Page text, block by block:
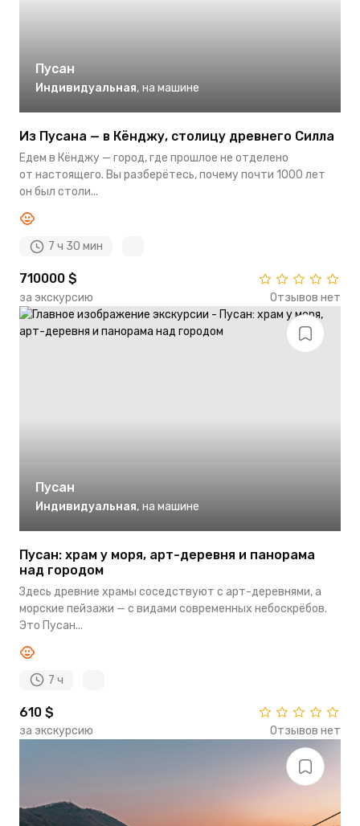
Пусан
Индивидуальная, на машине
Из Пусана — в Кёнджу, столицу древнего Силла
Едем в Кёнджу — город, где прошлое не отделено
от настоящего. Вы разберётесь, почему почти 1000 лет
он был столи...
7 ч 30 мин
710000 $
за экскурсию Отзывов нет
Пусан
Индивидуальная, на машине
Пусан: храм у моря, арт-деревня и панорама
над городом
Здесь древние храмы соседствуют с арт-деревнями, а
морские пейзажи — с видами современных небоскрёбов.
Это Пусан...
7 ч
610 $
за экскурсию Отзывов нет